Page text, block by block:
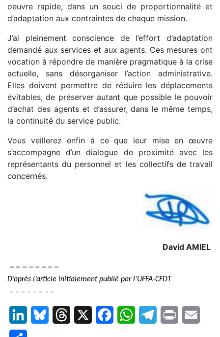
oeuvre rapide, dans un souci de proportionnalité et
d’adaptation aux contraintes de chaque mission.
J’ai pleinement conscience de l’effort d’adaptation
demandé aux services et aux agents. Ces mesures ont
vocation à répondre de manière pragmatique à la crise
actuelle, sans désorganiser l’action administrative.
Elles doivent permettre de réduire les déplacements
évitables, de préserver autant que possible le pouvoir
d’achat des agents et d’assurer, dans le même temps,
la continuité du service public.
Vous veillerez enfin à ce que leur mise en œuvre
s’accompagne d’un dialogue de proximité avec les
représentants du personnel et les collectifs de travail
concernés.
David AMIEL
– – – – – – – –
D’après l’article initialement publié par l’UFFA-CFDT
– – – – – – – –
LinkedInBluesky Threads FacebookWhatsAppTelegram
Print